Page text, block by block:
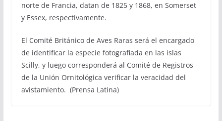
norte de Francia, datan de 1825 y 1868, en Somerset
y Essex, respectivamente.
El Comité Británico de Aves Raras será el encargado
de identificar la especie fotografiada en las islas
Scilly, y luego corresponderá al Comité de Registros
de la Unión Ornitológica verificar la veracidad del
avistamiento. (Prensa Latina)